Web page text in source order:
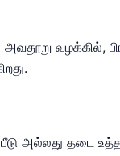
அவதூறு வழக்கில்,
அல்லது தடை